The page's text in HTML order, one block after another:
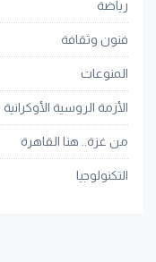
رياضة
فنون وثقافة
المنوعات
الأزمة الروسية الأوكرانية
من غزة.. هنا القاهرة
التكنولوجيا